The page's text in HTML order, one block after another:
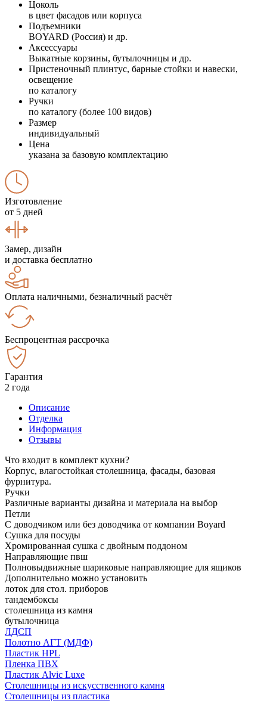
Цоколь
в цвет фасадов или корпуса
Подъемники
BOYARD (Россия) и др.
Аксессуары
Выкатные корзины, бутылочницы и др.
Пристеночный плинтус, барные стойки и навески,
освещение
по каталогу
Ручки
по каталогу (более 100 видов)
Размер
индивидуальный
Цена
указана за базовую комплектацию
Изготовление
от 5 дней
Замер, дизайн
и доставка бесплатно
Оплата наличными, безналичный расчёт
Беспроцентная рассрочка
Гарантия
2 года
Описание
Отделка
Информация
Отзывы
Что входит в комплект кухни?
Корпус, влагостойкая столешница, фасады, базовая
фурнитура.
Ручки
Различные варианты дизайна и материала на выбор
Петли
С доводчиком или без доводчика от компании Boyard
Сушка для посуды
Хромированная сушка с двойным поддоном
Направляющие пвш
Полновыдвижные шариковые направляющие для ящиков
Дополнительно можно установить
лоток для стол. приборов
тандембоксы
столешница из камня
бутылочница
ЛДСП
Полотно АГТ (МДФ)
Пластик HPL
Пленка ПВХ
Пластик Alvic Luxe
Столешницы из искусственного камня
Столешницы из пластика